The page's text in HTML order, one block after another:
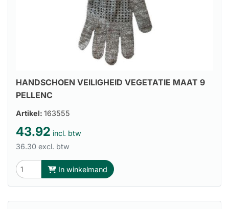
HANDSCHOEN VEILIGHEID VEGETATIE MAAT 9
PELLENC
Artikel: 163555
43.92 incl. btw
36.30 excl. btw
In winkelmand